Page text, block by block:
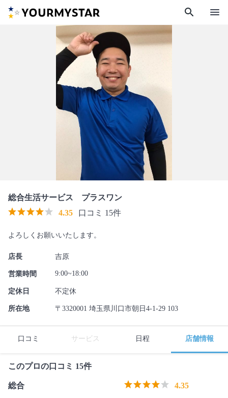
search menu
総合生活サービス プラスワン
4.35
口コミ 15件
よろしくお願いいたします。
店長 吉原
営業時間 9:00~18:00
定休日 不定休
所在地 〒3320001 埼玉県川口市朝日4-1-29 103
口コミ サービス 日程 店舗情報
このプロの口コミ 15件
総合 4.35